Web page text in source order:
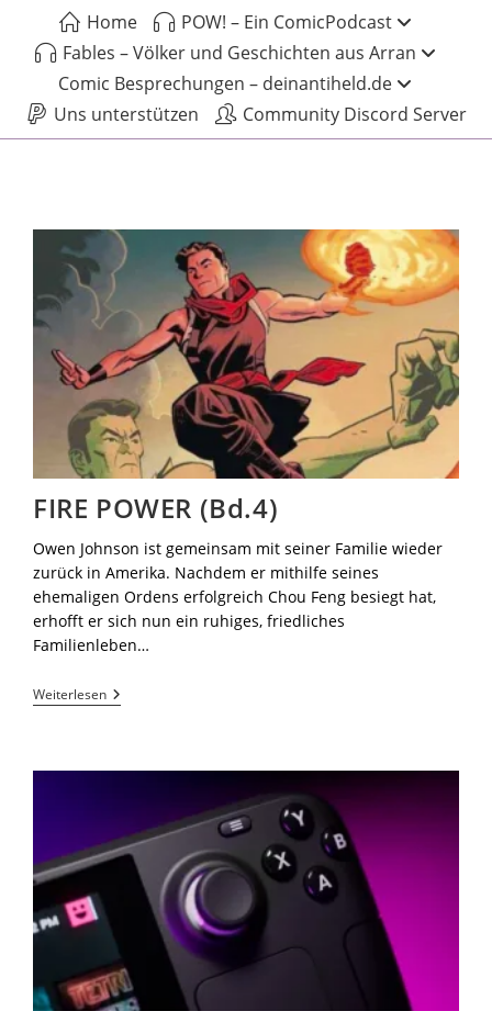
Home
POW! – Ein ComicPodcast
Fables – Völker und Geschichten aus Arran
Comic Besprechungen – deinantiheld.de
Uns unterstützen
Community Discord Server
FIRE POWER (Bd.4)
Owen Johnson ist gemeinsam mit seiner Familie wieder
zurück in Amerika. Nachdem er mithilfe seines
ehemaligen Ordens erfolgreich Chou Feng besiegt hat,
erhofft er sich nun ein ruhiges, friedliches
Familienleben…
Weiterlesen